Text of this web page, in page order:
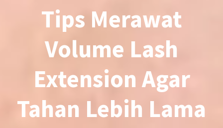
Tips Merawat
Volume Lash
Extension Agar
Tahan Lebih Lama